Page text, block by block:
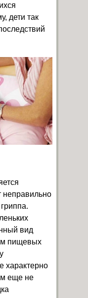
дети так
неправильно
вид
пищевых
характерно
еще не